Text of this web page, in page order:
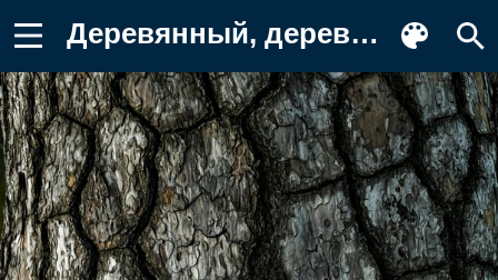
Деревянный, деревянная, кора Картинка для телефона